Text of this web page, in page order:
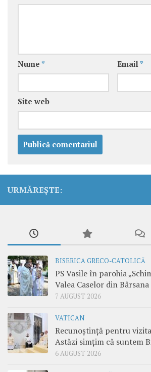
Nume * Email *
Site web
URMĂREȘTE:
BISERICA GRECO-CATOLICĂ
PS Vasile în parohia
Valea Caselor din Bârsana
7 AUGUST 2026
VATICAN
Recunoștință pentru
Astăzi simțim că suntem
6 AUGUST 2026